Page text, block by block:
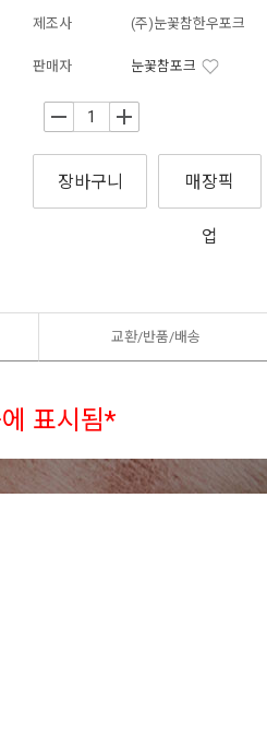
제조사 (주)눈꽃참한우포크
판매자 눈꽃참포크
+
장바구니 매장픽
업
교환/반품/배송
표시됨*